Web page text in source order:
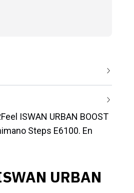
ISWAN URBAN BOOST
Steps E6100. En
URBAN